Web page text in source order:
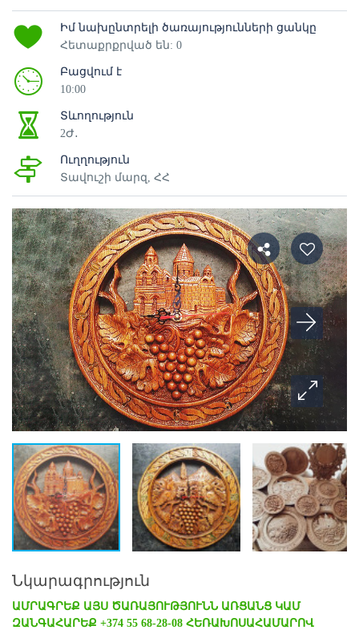
Իմ նախընտրելի ծառայությունների ցանկը
Հետաքրքրված են: 0
Բացվում է
10:00
Տևողություն
2Ժ․
Ուղղություն
Տավուշի մարզ, ՀՀ
Նկարագրություն
ԱՄՐԱԳՐԵՔ ԱՅՍ ԾԱՌԱՅՈՒԹՅՈՒՆՆ ԱՌՑԱՆՑ ԿԱՄ
ԶԱՆԳԱՀԱՐԵՔ +374 55 68-28-08 ՀԵՌԱԽՈՍԱՀԱՄԱՐՈՎ